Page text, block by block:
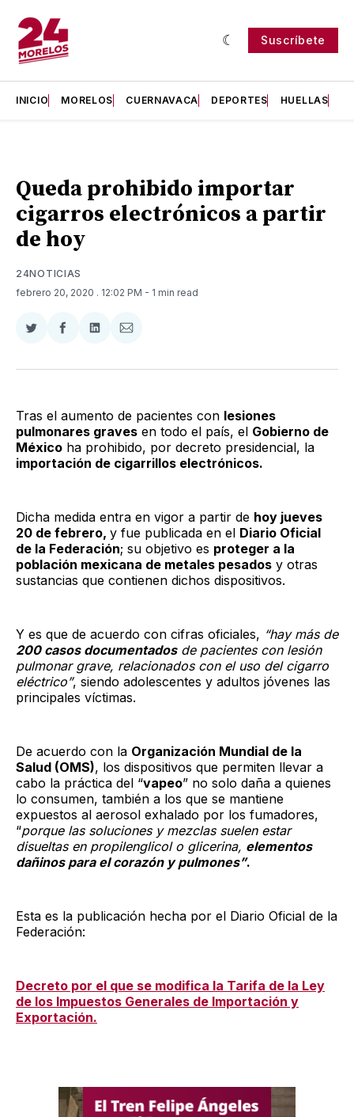
Suscríbete
INICIO MORELOS CUERNAVACA DEPORTES HUELLAS
Queda prohibido importar
cigarros electrónicos a partir
de hoy
24NOTICIAS
febrero 20, 2020 . 12:02 PM - 1 min read
Compartir
Twitter
Compartir
Facebook
Compartir
LinkedIn
Compartir
Email
Tras el aumento de pacientes con lesiones
pulmonares graves en todo el país, el Gobierno de
México ha prohibido, por decreto presidencial, la
importación de cigarrillos electrónicos.
Dicha medida entra en vigor a partir de hoy jueves
20 de febrero, y fue publicada en el Diario Oficial
de la Federación; su objetivo es proteger a la
población mexicana de metales pesados y otras
sustancias que contienen dichos dispositivos.
Y es que de acuerdo con cifras oficiales, “hay más de
200 casos documentadosde pacientes con lesión
pulmonar grave, relacionados con el uso del cigarro
eléctrico”, siendo adolescentes y adultos jóvenes las
principales víctimas.
De acuerdo con la Organización Mundial de la
Salud (OMS), los dispositivos que permiten llevar a
cabo la práctica del “vapeo” no solo daña a quienes
lo consumen, también a los que se mantiene
expuestos al aerosol exhalado por los fumadores,
“porque las soluciones y mezclas suelen estar
disueltas en propilenglicol o glicerina, elementos
dañinos para el corazón y pulmones”.
Esta es la publicación hecha por el Diario Oficial de la
Federación:
Decreto por el que se modifica la Tarifa de la Ley
de los Impuestos Generales de Importación y
Exportación.